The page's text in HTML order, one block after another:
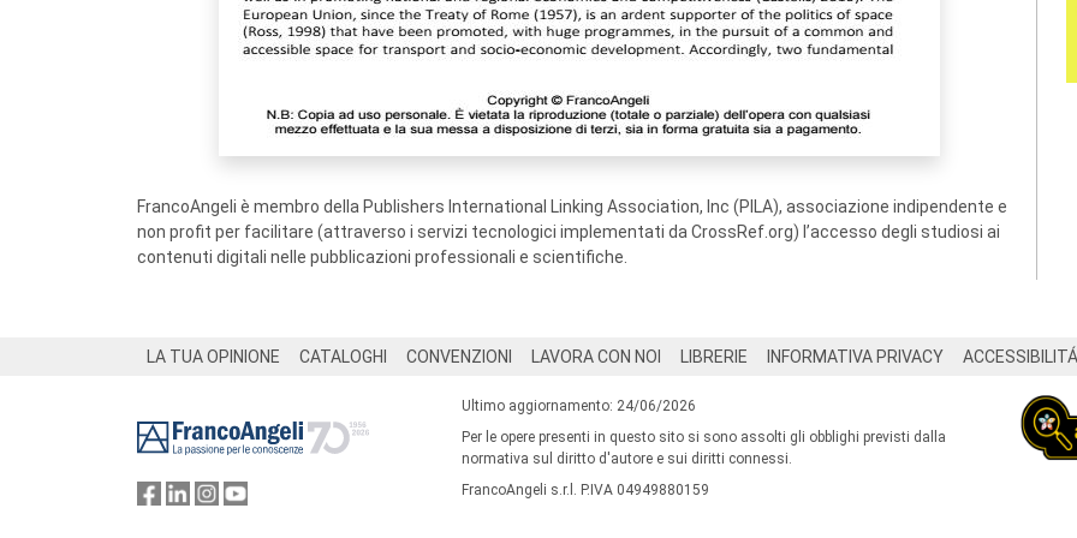
FrancoAngeli è membro della Publishers International Linking Association, Inc (PILA), associazione indipendente e
non profit per facilitare (attraverso i servizi tecnologici implementati da CrossRef.org) l’accesso degli studiosi ai
contenuti digitali nelle pubblicazioni professionali e scientifiche.
LA TUA OPINIONE CATALOGHI CONVENZIONI LAVORA CON NOI LIBRERIE INFORMATIVA PRIVACY ACCESSIBILITÁ
Ultimo aggiornamento: 24/06/2026
Per le opere presenti in questo sito si sono assolti gli obblighi previsti dalla
normativa sul diritto d'autore e sui diritti connessi.
FrancoAngeli s.r.l. P.IVA 04949880159